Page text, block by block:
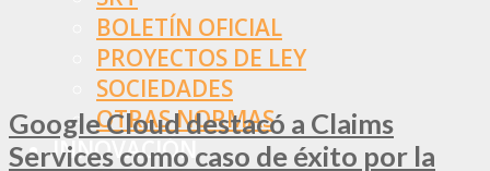
BOLETÍN OFICIAL
PROYECTOS DE LEY
SOCIEDADES
OTRAS NORMAS
INNOVACIÓN
Google Cloud destacó a Claims
Services como caso de éxito por la